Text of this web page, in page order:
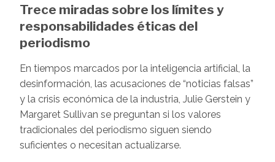
Trece miradas sobre los límites y
responsabilidades éticas del
periodismo
En tiempos marcados por la inteligencia artificial, la
desinformación, las acusaciones de “noticias falsas”
y la crisis económica de la industria, Julie Gerstein y
Margaret Sullivan se preguntan si los valores
tradicionales del periodismo siguen siendo
suficientes o necesitan actualizarse.